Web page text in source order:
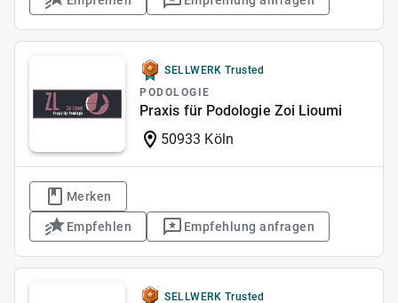
SELLWERK Trusted
PODOLOGIE
Praxis für Podologie Zoi Lioumi
50933 Köln
Merken
Empfehlen Empfehlung anfragen
SELLWERK Trusted